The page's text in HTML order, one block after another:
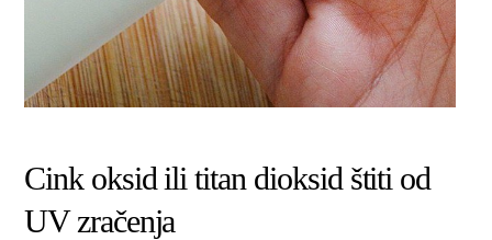
Cink oksid ili titan dioksid štiti od
UV zračenja